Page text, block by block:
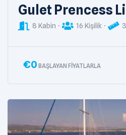
Gulet Prencess
8 Kabin 16 Kişilik
€0 BAŞLAYAN FIYATLARLA